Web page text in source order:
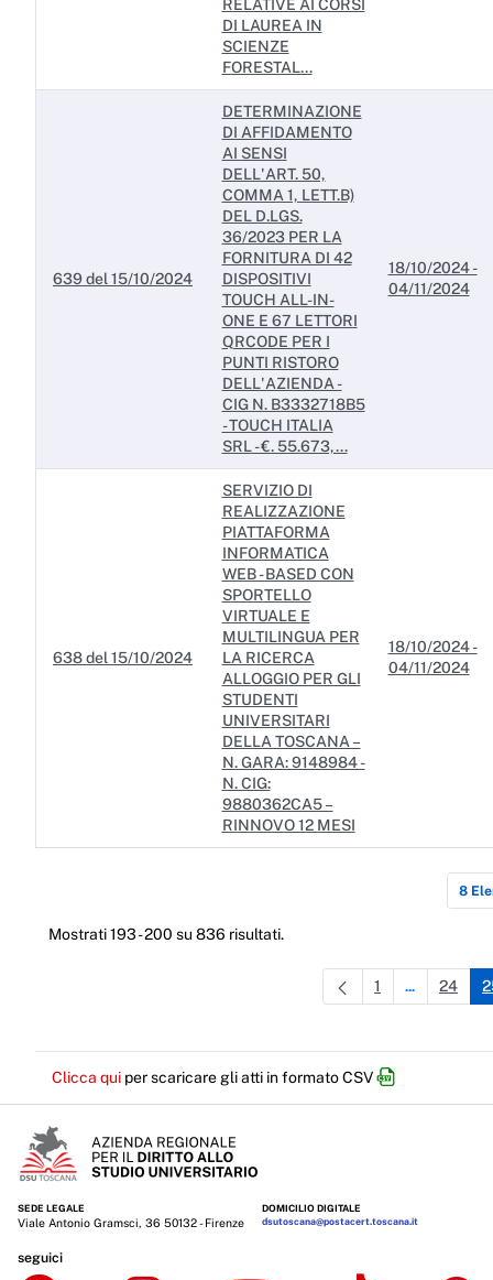
RELATIVE AI CORSI
DI LAUREA IN
SCIENZE
FORESTAL...
639 del 15/10/2024
DETERMINAZIONE
DI AFFIDAMENTO
AI SENSI
DELL'ART. 50,
COMMA 1, LETT.B)
DEL D.LGS.
36/2023 PER LA
FORNITURA DI 42
DISPOSITIVI
TOUCH ALL-IN-
ONE E 67 LETTORI
QRCODE PER I
PUNTI RISTORO
DELL'AZIENDA -
CIG N. B3332718B5
- TOUCH ITALIA
SRL - €. 55.673,...
18/10/2024 -
04/11/2024
638 del 15/10/2024
SERVIZIO DI
REALIZZAZIONE
PIATTAFORMA
INFORMATICA
WEB - BASED CON
SPORTELLO
VIRTUALE E
MULTILINGUA PER
LA RICERCA
ALLOGGIO PER GLI
STUDENTI
UNIVERSITARI
DELLA TOSCANA –
N. GARA: 9148984 -
N. CIG:
9880362CA5 –
RINNOVO 12 MESI
18/10/2024 -
04/11/2024
8
Mostrati 193 - 200 su 836 risultati.
Pagina
1 ...Pagine
24
Clicca qui per scaricare gli atti in formato CSV
SEDE LEGALE
Viale Antonio Gramsci, 36 50132 - Firenze
DOMICILIO DIGITALE
dsutoscana@postacert.toscana.it
seguici